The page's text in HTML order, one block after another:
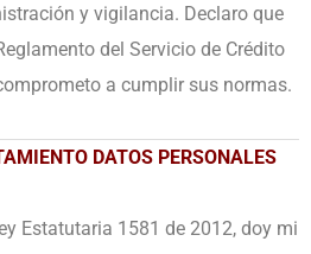
y vigilancia. Declaro que
del Servicio de Crédito
a cumplir sus normas.
DATOS PERSONALES
Estatutaria 1581 de 2012, doy mi